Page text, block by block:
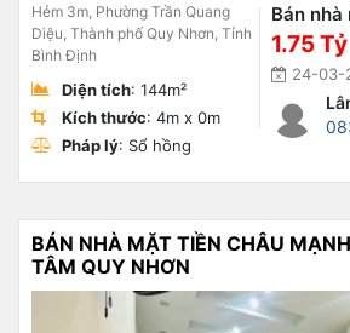
Hẻm 3m, Phường Trần Quang
Diệu, Thành phố Quy Nhơn, Tỉnh
Bình Định
Diện tích: 144m²
Kích thước: 4m x 0m
Pháp lý: Sổ hồng
Bán nhà
1.75 Tỷ
24-03-
BÁN NHÀ MẶT TIỀN CHÂU
TÂM QUY NHƠN